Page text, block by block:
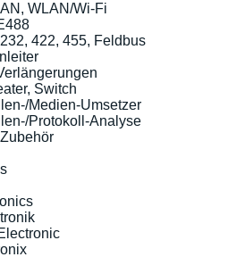
WLAN/Wi-Fi
422, 455, Feldbus
Switch
Medien-Umsetzer
Protokoll-Analyse